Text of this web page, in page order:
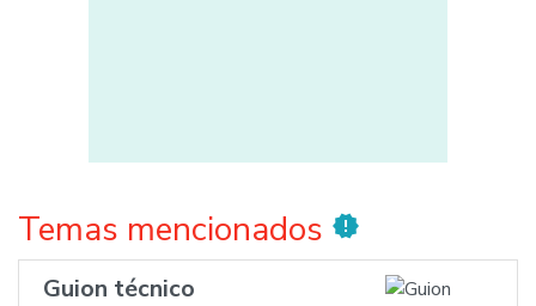
Temas mencionados new_releases
Guion técnico